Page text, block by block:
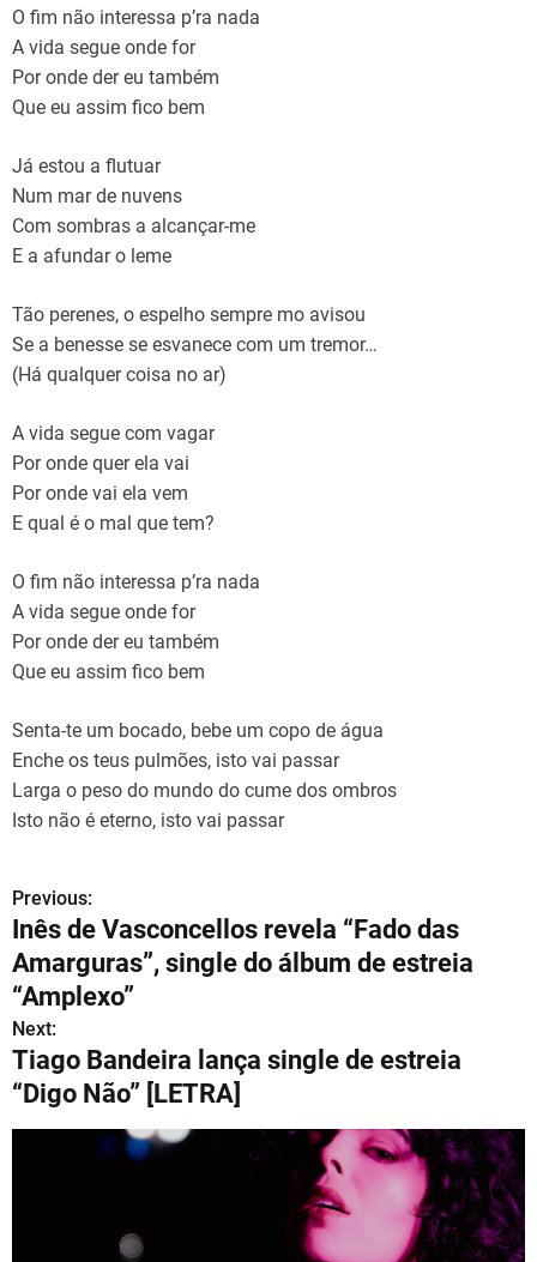
O fim não interessa p’ra nada
A vida segue onde for
Por onde der eu também
Que eu assim fico bem
Já estou a flutuar
Num mar de nuvens
Com sombras a alcançar-me
E a afundar o leme
Tão perenes, o espelho sempre mo avisou
Se a benesse se esvanece com um tremor…
(Há qualquer coisa no ar)
A vida segue com vagar
Por onde quer ela vai
Por onde vai ela vem
E qual é o mal que tem?
O fim não interessa p’ra nada
A vida segue onde for
Por onde der eu também
Que eu assim fico bem
Senta-te um bocado, bebe um copo de água
Enche os teus pulmões, isto vai passar
Larga o peso do mundo do cume dos ombros
Isto não é eterno, isto vai passar
N
a
v
e
g
a
Previous:
Inês de Vasconcellos revela “Fado das
Amarguras”, single do álbum de estreia
“Amplexo”
Next:
Tiago Bandeira lança single de estreia
“Digo Não” [LETRA]